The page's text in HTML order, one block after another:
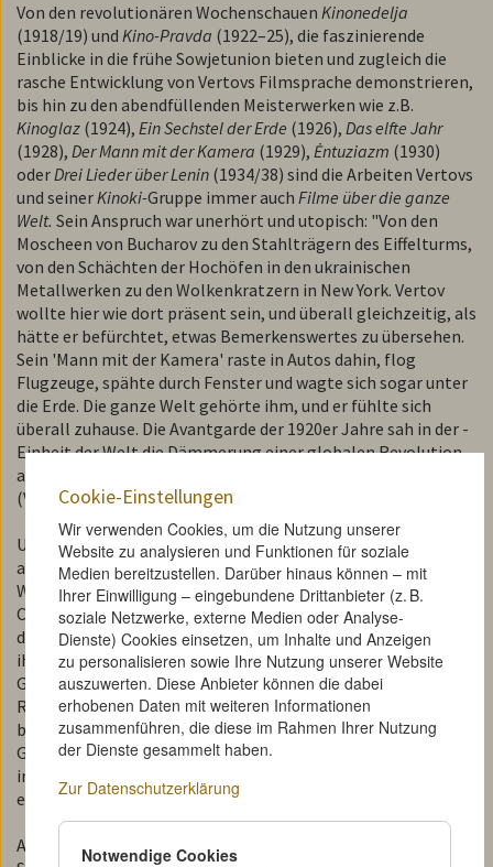
Von den revolutionären Wochenschauen Kinonedelja
(1918/19) und Kino-Pravda (1922–25), die faszinierende
Einblicke in die frühe Sowjetunion bieten und zugleich die
rasche Entwicklung von Vertovs Filmsprache demonstrieren,
bis hin zu den abendfüllenden Meis­terwerken wie z.B.
Kinoglaz (1924), Ein Sechstel der Erde (1926), Das elfte Jahr
(1928), Der Mann mit der Kamera (1929), Ėntuziazm (1930)
oderDrei Lieder über Lenin (1934/38) sind die Arbeiten ­Vertovs
und seinerKinoki-Gruppe immer auch Filme über die ganze
Welt. Sein Anspruch war unerhört und utopisch: "Von den
Moscheen von Bucharov zu den Stahlträgern des Eiffelturms,
von den Schächten der Hochöfen in den ukrainischen
Metallwerken zu den Wolkenkratzern in New York. Vertov
wollte hier wie dort präsent sein, und überall gleichzeitig, als
hätte er befürchtet, etwas Bemerkenswertes zu übersehen.
Sein 'Mann mit der Kamera' raste in ­Autos dahin, flog
Flugzeuge, spähte durch Fenster und wagte sich sogar unter
die Erde. Die ganze Welt gehörte ihm, und er fühlte sich
überall zuhause. Die Avantgarde der 1920er Jahre sah in der ­
Einheit der Welt die Dämmerung einer globalen Revolution
ange­kündigt, die sehr bald die ganze Welt ergreifen würde."
(Vladimir Nepevnyj)
Um 1930 war Vertov eine internationale Berühmtheit; er
absolvierte zwei ausgedehnte Vortragsreisen durch
Westeuropa und gewann illustre Bewunderer, von Charles
Chaplin bis Walter Benjamin. Seine Filme waren außerhalb
der Sowjetunion kaum je im "regulären Kinoeinsatz", doch
ihre Einzigartigkeit verbreitete sich wie ein Lauffeuer.
Gleichzeitig wurde er in Russland mehr und mehr an der
Realisierung seiner Konzepte gehindert: Im Stalinstaat
blieben die meisten Avantgarde-Filmschaffenden zwar von
Gulag oder Ermordung verschont, doch ihre Arbeits- und
individuellen Ausdrucksmöglichkeiten wurden massiv
eingeschränkt.
Am Ende seines Lebens beneidet Vertov den in den
Cookie-Einstellungen
Wir verwenden Cookies, um die Nutzung unserer
Website zu analysieren und Funktionen für soziale
Medien bereitzustellen. Darüber hinaus können – mit
Ihrer Einwilligung – eingebundene Drittanbieter (z. B.
soziale Netzwerke, externe Medien oder Analyse-
Dienste) Cookies einsetzen, um Inhalte und Anzeigen
zu personalisieren sowie Ihre Nutzung unserer Website
auszuwerten. Diese Anbieter können die dabei
erhobenen Daten mit weiteren Informationen
zusammenführen, die diese im Rahmen Ihrer Nutzung
der Dienste gesammelt haben.
Zur Datenschutzerklärung
Notwendige Cookies